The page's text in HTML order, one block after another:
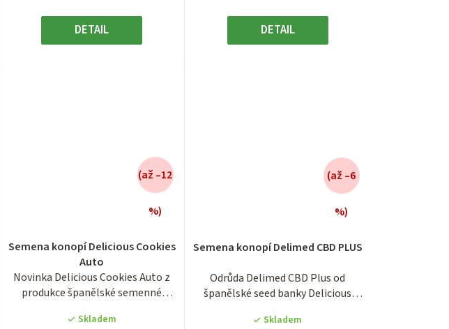
DETAIL DETAIL
Semena konopí Delicious Cookies
Auto
Novinka Delicious Cookies Auto z
produkce španělské semenné
Skladem
(až –12
%)
produktu
je
3,3
z
hvězdiček.
Semena konopí Delimed CBD PLUS
Odrůda Delimed CBD Plus od
španělské seed banky Delicious
Skladem
(až –6
%)
produktu
3,8
z